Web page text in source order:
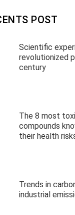
POST
Scientific
revolutionized
century
The 8 most
compounds
their health
Trends in
industrial